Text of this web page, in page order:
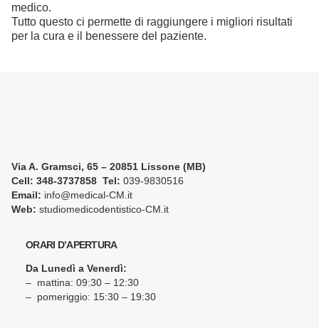
medico.
Tutto questo ci permette di raggiungere i migliori risultati
per la cura e il benessere del paziente.
Via A. Gramsci, 65 – 20851 Lissone (MB)
Cell: 348-3737858 Tel: 039-9830516
Email: info@medical-CM.it
Web: studiomedicodentistico-CM.it
ORARI D’APERTURA
Da Lunedì a Venerdì:
– mattina: 09:30 – 12:30
– pomeriggio: 15:30 – 19:30